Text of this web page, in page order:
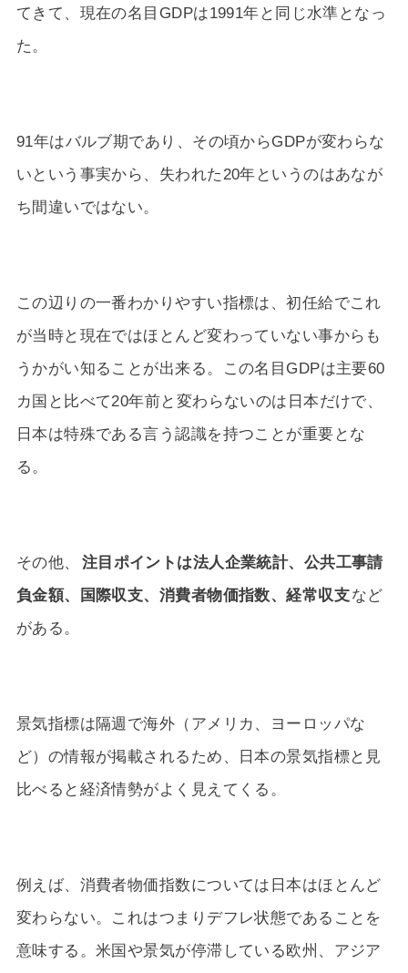
てきて、現在の名目GDPは1991年と同じ水準となっ
た。
91年はバルブ期であり、その頃からGDPが変わらな
いという事実から、失われた20年というのはあなが
ち間違いではない。
この辺りの一番わかりやすい指標は、初任給でこれ
が当時と現在ではほとんど変わっていない事からも
うかがい知ることが出来る。この名目GDPは主要60
カ国と比べて20年前と変わらないのは日本だけで、
日本は特殊である言う認識を持つことが重要とな
る。
その他、
注目ポイントは法人企業統計、公共工事請
負金額、国際収支、消費者物価指数、経常収支など
がある。
景気指標は隔週で海外（アメリカ、ヨーロッパな
ど）の情報が掲載されるため、日本の景気指標と見
比べると経済情勢がよく見えてくる。
例えば、消費者物価指数については日本はほとんど
変わらない。これはつまりデフレ状態であることを
意味する。米国や景気が停滞している欧州、アジア